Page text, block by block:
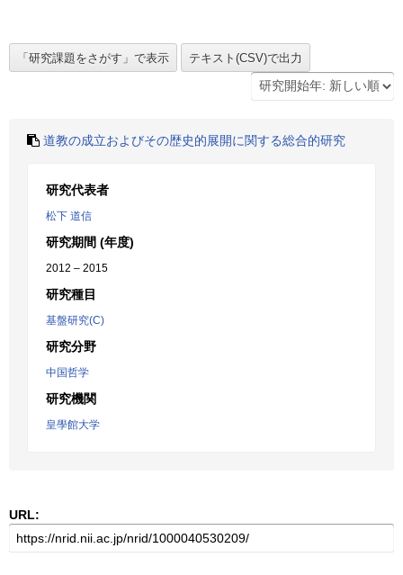
道教の成立およびその歴史的展開に関する総合的研究
研究代表者
松下 道信
研究期間 (年度)
2012 – 2015
研究種目
基盤研究(C)
研究分野
中国哲学
研究機関
皇學館大学
URL: